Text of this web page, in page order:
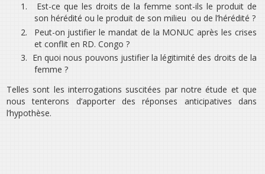
1.
Est-ce que les droits de la femme sont-ils le produit de
son hérédité ou le produit de son milieu ou de l’hérédité ?
2.
Peut-on justifier le mandat de la MONUC après les crises
et conflit en RD. Congo ?
3. En quoi nous pouvons justifier la légitimité des droits de la
femme ?
Telles sont les interrogations suscitées par notre étude et que
nous tenterons d’apporter des réponses anticipatives dans
l’hypothèse.